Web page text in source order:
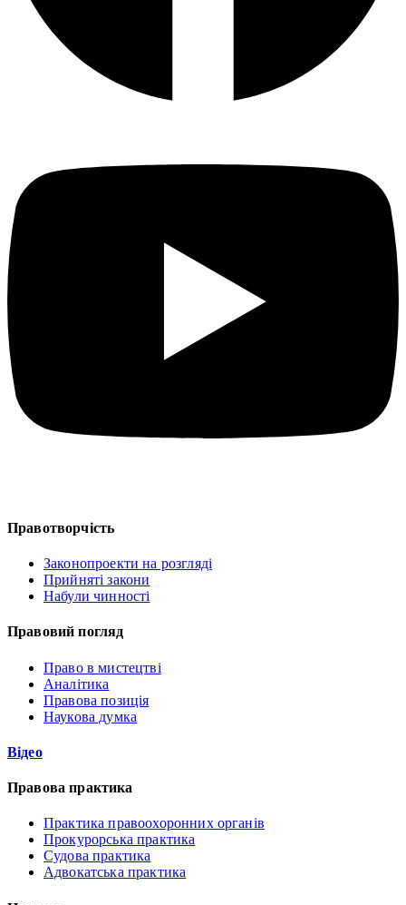
Правотворчість
Законопроекти на розгляді
Прийняті закони
Набули чинності
Правовий погляд
Право в мистецтві
Аналітика
Правова позиція
Наукова думка
Відео
Правова практика
Практика правоохоронних органів
Прокурорська практика
Судова практика
Адвокатська практика